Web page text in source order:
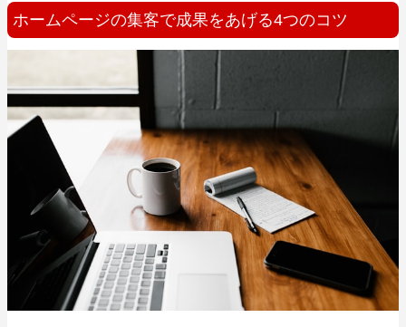
ホームページの集客で成果をあげる4つのコツ